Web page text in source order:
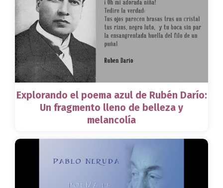
Explorando el poema azul de Rubén Darío:
Un fragmento lleno de belleza y
melancolía